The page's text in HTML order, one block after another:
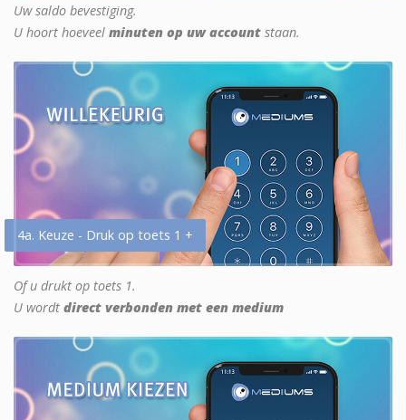
Uw saldo bevestiging.
U hoort hoeveel minuten op uw account staan.
4a. Keuze - Druk op toets 1 +
Of u drukt op toets 1.
U wordt direct verbonden met een medium